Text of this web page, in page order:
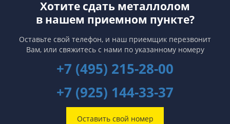
Хотите сдать металлолом
в нашем приемном пункте?
Оставьте свой телефон, и наш приемщик перезвонит
Вам, или свяжитесь с нами по указанному номеру
+7 (495) 215-28-00
+7 (925) 144-33-37
Оставить свой номер